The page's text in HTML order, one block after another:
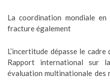
La coordination mondiale
fracture également
L’incertitude dépasse le
Rapport international sur
évaluation multinationale des